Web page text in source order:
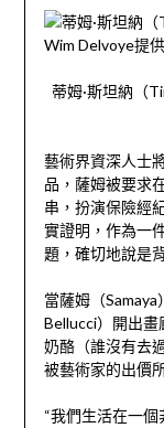
蒂姆·斯坦納（
藝術界資深人士
品，薩姆被要求
串，扮演保險經
實證明，作為一
題，確切地說是
當薩姆（
Bellucci）開出畫
奶酪（誰沒有去
被藝術家的出價
“我們生活在一